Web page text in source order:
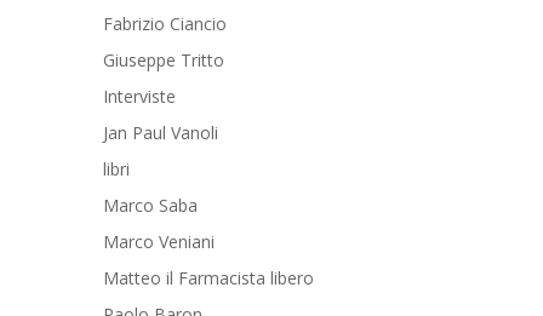
Fabrizio Ciancio
Giuseppe Tritto
Interviste
Jan Paul Vanoli
libri
Marco Saba
Marco Veniani
Matteo il Farmacista libero